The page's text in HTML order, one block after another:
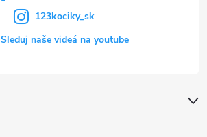
123kociky_sk
Sleduj naše videá na youtube